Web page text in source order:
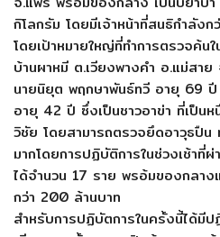
กิโลกรัม โดยมีเจ้าหน้าที่สนธิกำลัง
โดยเป้าหมายใหญ่ที่ทำการตรวจค้
บ้านผาหมี ต.เวียงพางคำ อ.แม่สา
นายนิยุต พฤกษาพันธ์ทวี อายุ 69 ปี
อายุ 42 ปี ซึ่งเป็นชาวอาข่า ที่เป็น
วิชัย โดยสามารถตรวจยึดอาวุธปืน
มากโดยการปฏิบัติการในช่วงเช้าที่
ได้จำนวน 17 ราย พรอ้มของกลา
กว่า 200 ล้านบาท
สำหรับการปฏิบัตการในครั้งนี้ได้มี